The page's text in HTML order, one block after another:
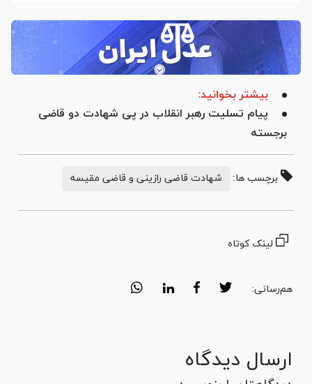
بیشتر بخوانید:
پیام تسلیت رهبر انقلاب در پی شهادت دو قاضی
برجسته
برچسب ها: شهادت قاضی رازینی و قاضی مقیسه
لینک کوتاه
هم‌رسانی:
ارسال دیدگاه